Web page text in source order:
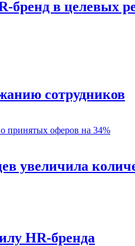
в целевых
сотрудников
увеличила
HR-бренда